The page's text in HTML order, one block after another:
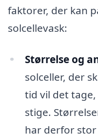
faktorer, der kan
solcellevask:
Størrelse og
solceller, der
tid vil det
stige.
har derfor